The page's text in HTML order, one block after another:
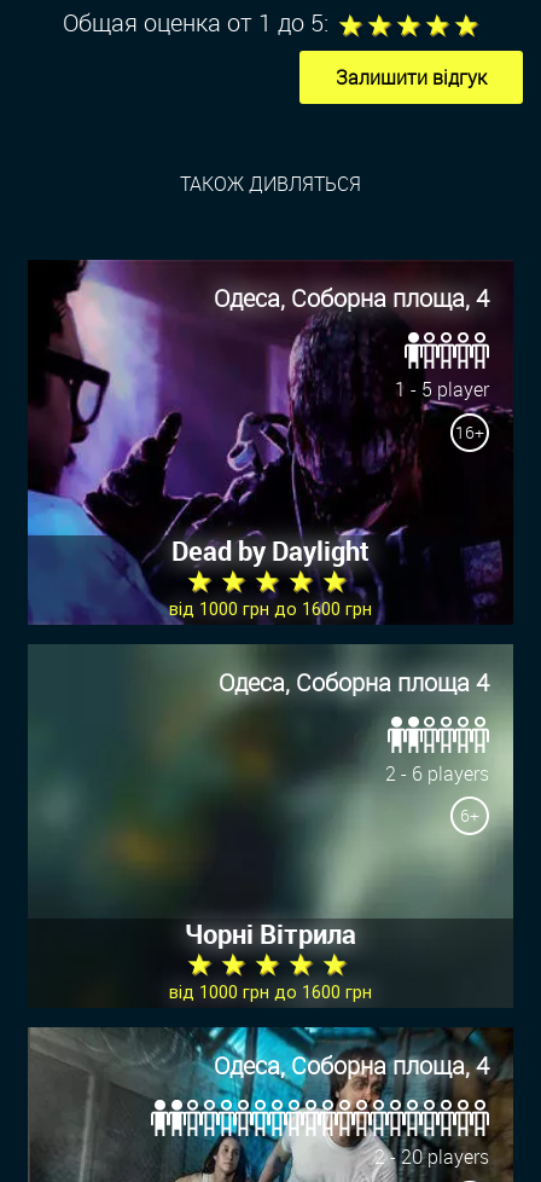
Общая оценка от 1 до 5: 4
3
2
1
Залишити відгук
ТАКОЖ ДИВЛЯТЬСЯ
Одеса, Соборна площа, 4
1 - 5 player
16+
Dead by Daylight
★ ★ ★ ★ ★
від 1000 грн до 1600 грн
Одеса, Соборна площа 4
2 - 6 players
6+
Чорні Вітрила
★ ★ ★ ★ ★
від 1000 грн до 1600 грн
Одеса, Соборна площа, 4
2 - 20 players